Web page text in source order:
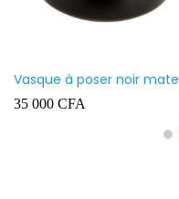
Vasque à poser noir mate
35 000 CFA